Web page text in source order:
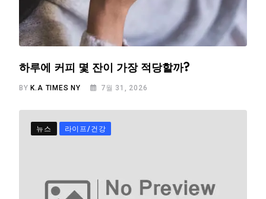
하루에 커피 몇 잔이 가장 적당할까?
BYK.A TIMES NY 7월 31, 2026
뉴스 라이프/건강